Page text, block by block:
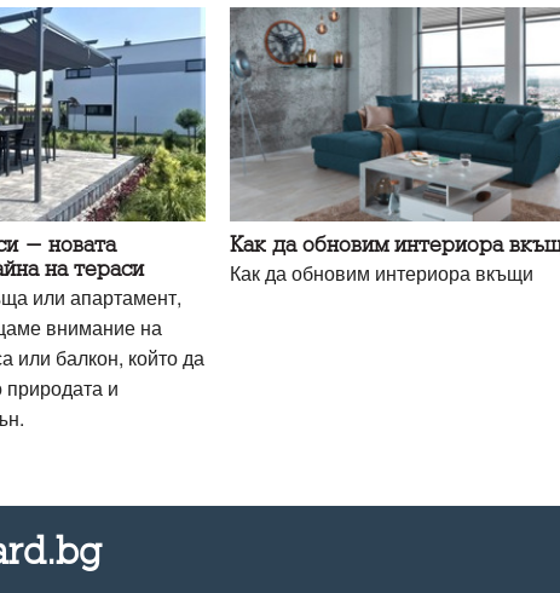
- новата
на тераси
или апартамент,
внимание на
или балкон, който да
и
Как да обновим интериора
Как да обновим интериора вкъщи